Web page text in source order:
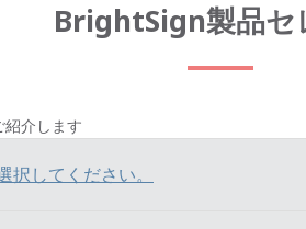
BrightSign製品セ
介します
してください。